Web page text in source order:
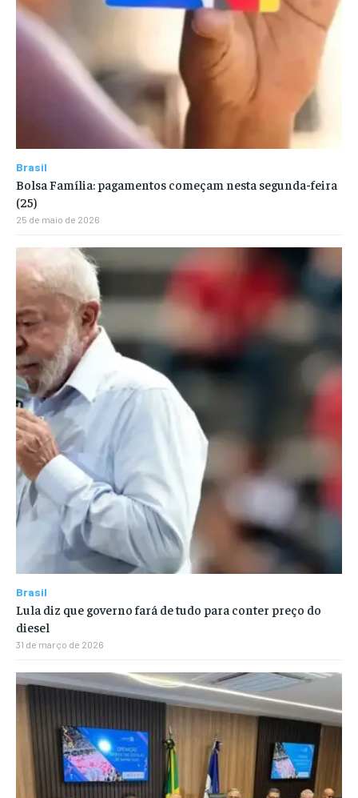
Brasil
Bolsa Família: pagamentos começam nesta segunda-feira
(25)
25 de maio de 2026
Brasil
Lula diz que governo fará de tudo para conter preço do
diesel
31 de março de 2026